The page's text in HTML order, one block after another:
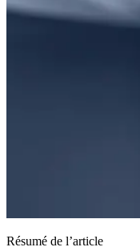
Résumé de l’article